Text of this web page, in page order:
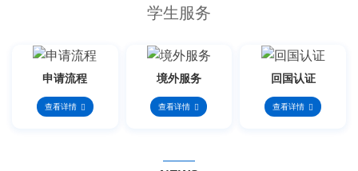
学生服务
申请流程
查看详情
境外服务
查看详情
回国认证
查看详情